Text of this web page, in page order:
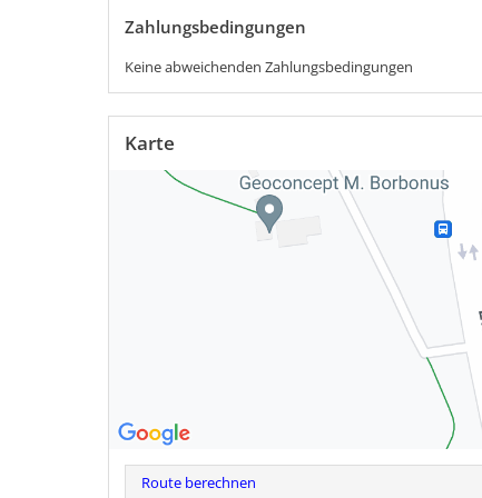
Zahlungs­bedingungen
Keine abweichenden Zahlungsbedingungen
Karte
Route berechnen